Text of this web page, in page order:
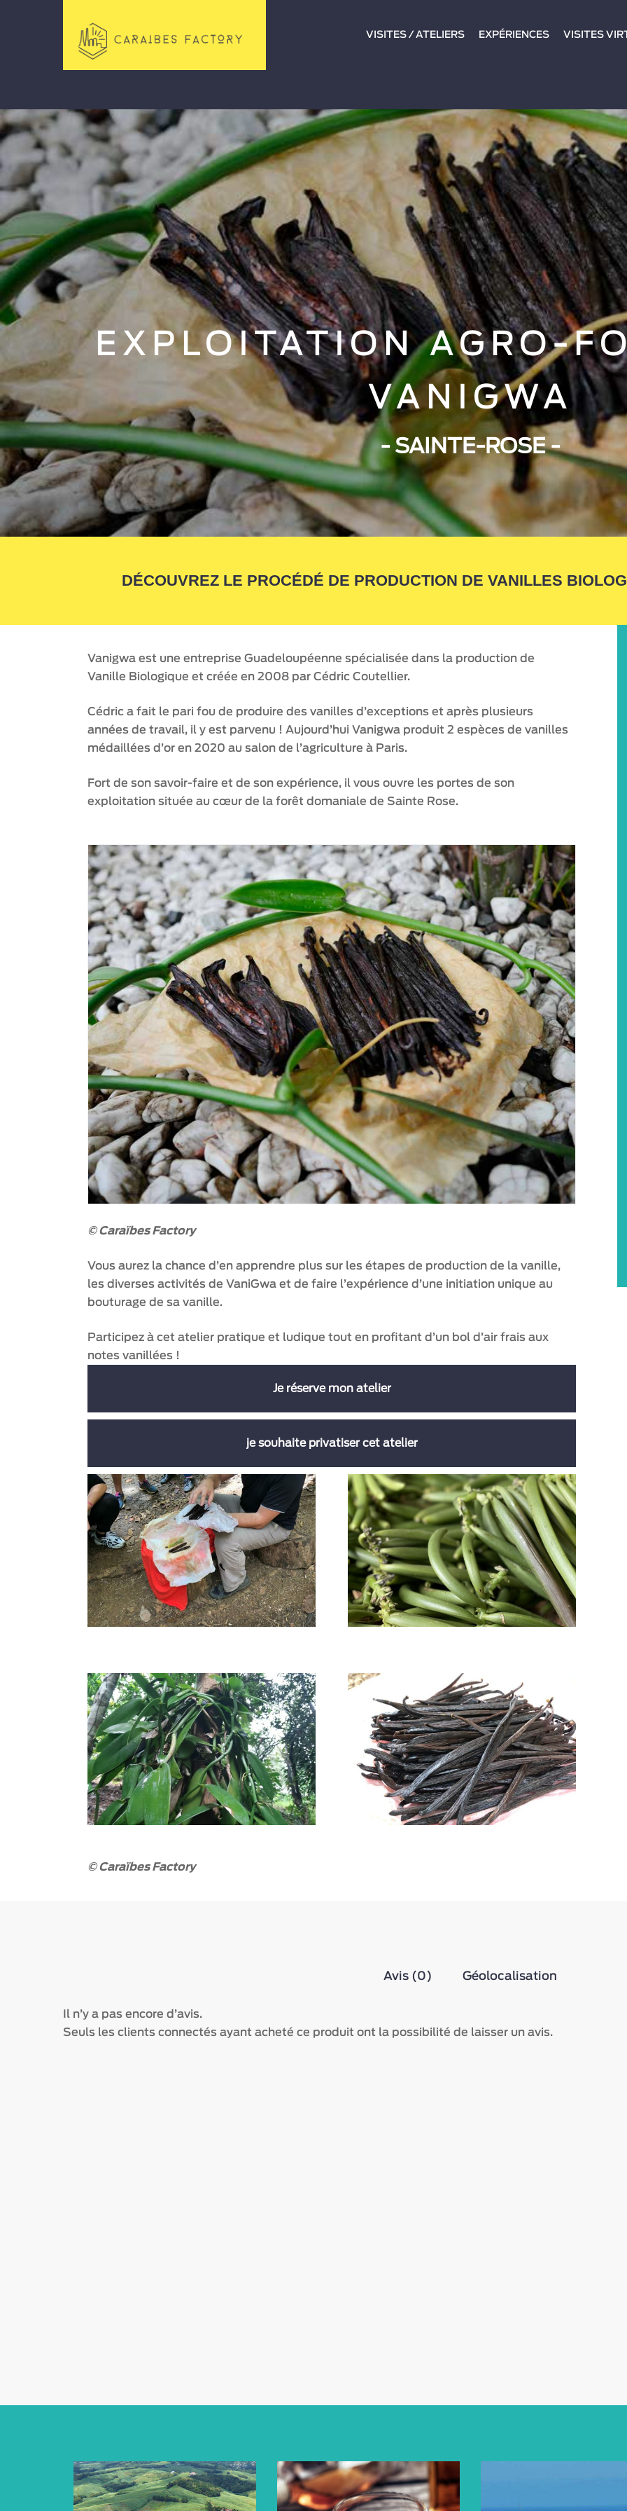
VISITES / ATELIERS EXPÉRIENCES VISITES
EXPLOITATION AGRO-
VANIGWA
- SAINTE-ROSE -
DÉCOUVREZ LE PROCÉDÉ DE PRODUCTION DE VANILLES
Vanigwa est une entreprise Guadeloupéenne spécialisée dans la production de
Vanille Biologique et créée en 2008 par Cédric Coutellier.
Cédric a fait le pari fou de produire des vanilles d’exceptions et après plusieurs
années de travail, il y est parvenu ! Aujourd’hui Vanigwa produit 2 espèces de vanilles
médaillées d’or en 2020 au salon de l’agriculture à Paris.
Fort de son savoir-faire et de son expérience, il vous ouvre les portes de son
exploitation située au cœur de la forêt domaniale de Sainte Rose.
© Caraïbes Factory
Vous aurez la chance d’en apprendre plus sur les étapes de production de la vanille,
les diverses activités de VaniGwa et de faire l’expérience d’une initiation unique au
bouturage de sa vanille.
Participez à cet atelier pratique et ludique tout en profitant d’un bol d’air frais aux
notes vanillées !
Je réserve mon atelier
Plage
prix :
16 €
à
31 €
Venez découvrir la vanille de Cedric Coutellier au coeur de la forêt domaniale de
Sainte Rose.
Personnes
Détail*
JE RÉSERVE
je souhaite privatiser cet atelier
Un minimum de 8 participants
est nécessaire pour privatiser un atelier.
Veillez à respecter les limites d’âge imposées.
Adulte
Date souhaitée
Entreprise à visiter
Contact référent du groupe
© Caraïbes Factory
Avis (0) Géolocalisation
Il n’y a pas encore d’avis.
Seuls les clients connectés ayant acheté ce produit ont la possibilité de laisser un avis.